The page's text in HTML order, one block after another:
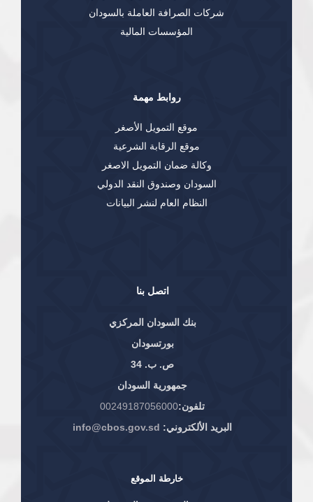
اتصل بنا
بنك السودان المركزي
بورتسودان
ص. ب. 34
جمهورية السودان
تلفون:00249187056000
البريد الألكتروني: info@cbos.gov.sd
شركات الصرافة العاملة بالسودان
المؤسسات المالية
روابط مهمة
موقع التمويل الأصغر
موقع الرقابة الشرعية
وكالة ضمان التمويل الاصغر
السودان وصندوق النقد الدولي
النظام العام لنشر البيانات
خارطة الموقع